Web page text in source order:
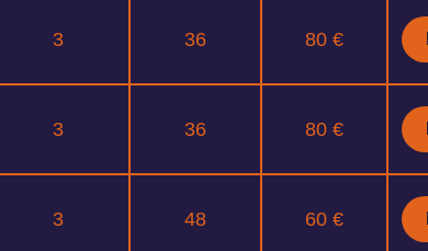
3 36 80 €
3 36 80 €
3 48 60 €